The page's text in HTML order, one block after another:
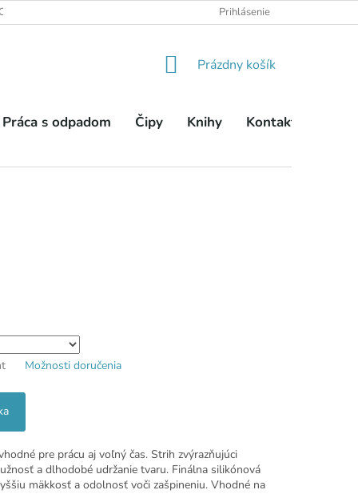
PODMIENKY PODMIENKY OCHRANY OSOBNÝCH
Prihlásenie
NÁKUPNÝ
Prázdny košík
Práca s odpadom Čipy Knihy Kontakty
Možnosti doručenia
pre prácu aj voľný čas. Strih zvýrazňujúci
a dlhodobé udržanie tvaru. Finálna silikónová
mäkkosť a odolnosť voči zašpineniu. Vhodné na